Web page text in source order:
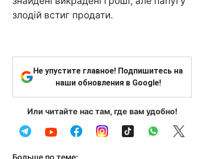
злодій встиг продати.
Не упустите главное! Подпишитесь на
наши обновления в Google!
Или читайте нас там, где вам удобно!
Больше по теме: